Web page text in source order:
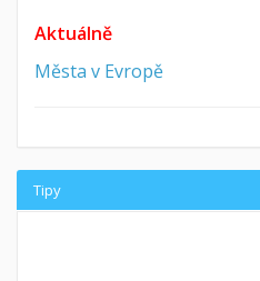
Aktuálně
Města v Evropě
Tipy